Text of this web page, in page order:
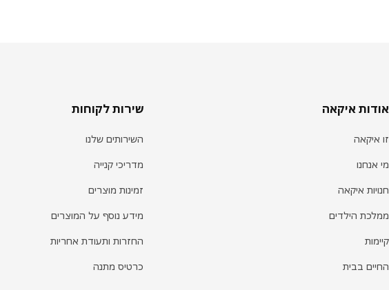
פוטר
אודות איקאה
זו איקאה
מי אנחנו
חנויות איקאה
ממלכת הילדים
קיימות
החיים בבית
שירות לקוחות
השירותים שלנו
מדריכי קנייה
זמינות מוצרים
מידע נוסף על המוצרים
החזרות ותעודת אחריות
כרטיס מתנה